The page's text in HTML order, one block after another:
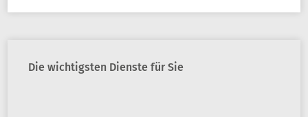
Die wichtigsten Dienste für Sie